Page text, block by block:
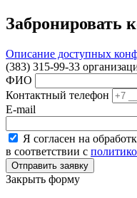
Забронировать
Описание доступных
(383) 315-99-33
ФИО
Контактный телефон
E-mail
Я согласен на
в соответствии с
Закрыть форму